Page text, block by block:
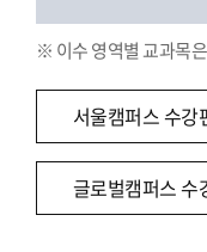
※ 이수 영역별 교과목
서울캠퍼스 수강
글로벌캠퍼스 수